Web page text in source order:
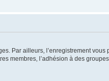
Par ailleurs, l’enregistrement vous
membres, l’adhésion à des